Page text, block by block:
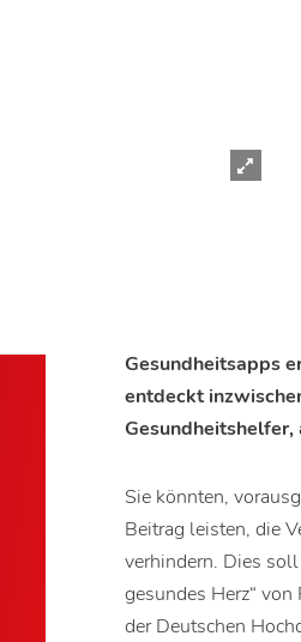
Gesundheitsapps
entdeckt
Sie könnten,
Beitrag leisten, die
verhindern. Dies
gesundes Herz“
der Deutschen